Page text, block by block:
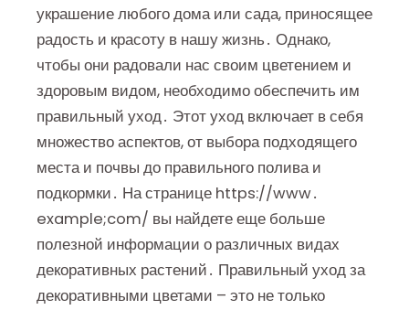
украшение любого дома или сада, приносящее
радость и красоту в нашу жизнь․ Однако,
чтобы они радовали нас своим цветением и
здоровым видом, необходимо обеспечить им
правильный уход․ Этот уход включает в себя
множество аспектов, от выбора подходящего
места и почвы до правильного полива и
подкормки․ На странице https://www․
example;com/ вы найдете еще больше
полезной информации о различных видах
декоративных растений․ Правильный уход за
декоративными цветами – это не только